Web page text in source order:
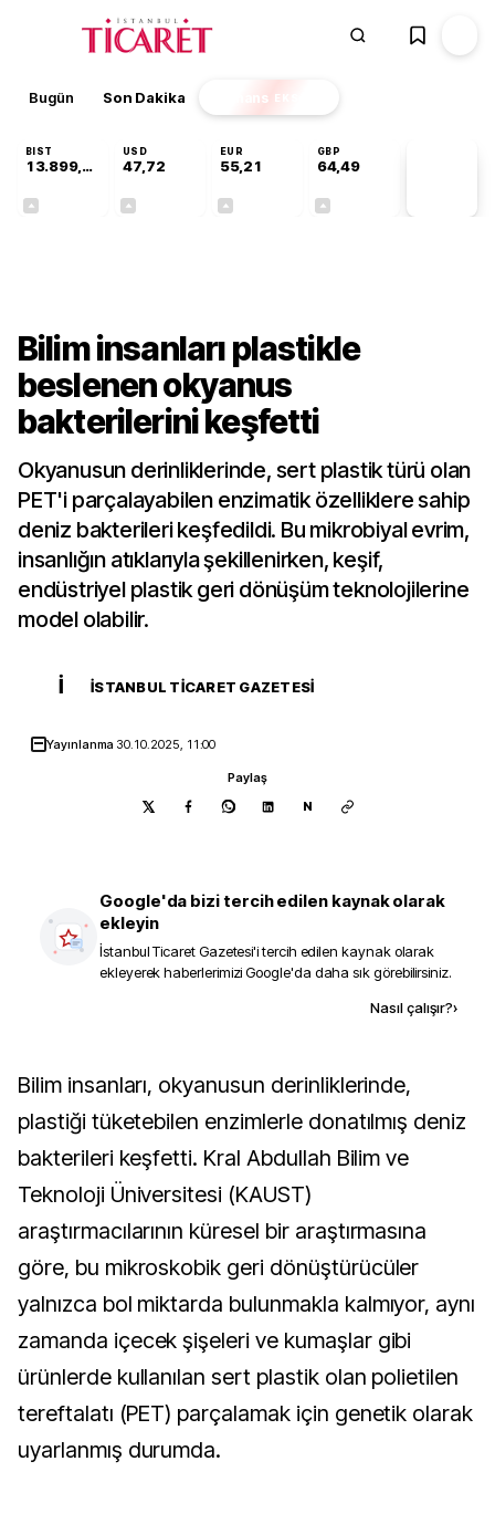
Bugün Son Dakika Finans EKSTRA
BIST
13.899,81
USD
47,72
EUR
55,21
GBP
64,49
Bilim insanları plastikle
beslenen okyanus
bakterilerini keşfetti
Okyanusun derinliklerinde, sert plastik türü olan
PET'i parçalayabilen enzimatik özelliklere sahip
deniz bakterileri keşfedildi. Bu mikrobiyal evrim,
insanlığın atıklarıyla şekillenirken, keşif,
endüstriyel plastik geri dönüşüm teknolojilerine
model olabilir.
İ İSTANBUL TICARET GAZETESI
Yayınlanma 30.10.2025, 11:00
Paylaş
N
Google'da bizi tercih edilen kaynak olarak
ekleyin
İstanbul Ticaret Gazetesi'i tercih edilen kaynak olarak
ekleyerek haberlerimizi Google'da daha sık görebilirsiniz.
Nasıl çalışır?›
Bilim insanları, okyanusun derinliklerinde,
plastiği tüketebilen enzimlerle donatılmış deniz
bakterileri keşfetti. Kral Abdullah Bilim ve
Teknoloji Üniversitesi (KAUST)
araştırmacılarının küresel bir araştırmasına
göre, bu mikroskobik geri dönüştürücüler
yalnızca bol miktarda bulunmakla kalmıyor, aynı
zamanda içecek şişeleri ve kumaşlar gibi
ürünlerde kullanılan sert plastik olan polietilen
tereftalatı (PET) parçalamak için genetik olarak
uyarlanmış durumda.